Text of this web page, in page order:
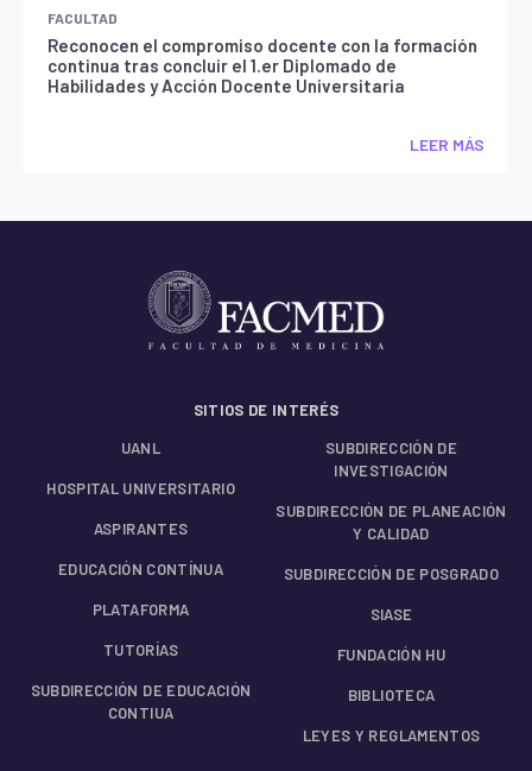
FACULTAD
Reconocen el compromiso docente con la formación
continua tras concluir el 1.er Diplomado de
Habilidades y Acción Docente Universitaria
LEER MÁS
SITIOS DE INTERÉS
UANL
HOSPITAL UNIVERSITARIO
ASPIRANTES
EDUCACIÓN CONTÍNUA
PLATAFORMA
TUTORÍAS
SUBDIRECCIÓN DE EDUCACIÓN
CONTIUA
SUBDIRECCIÓN DE
INVESTIGACIÓN
SUBDIRECCIÓN DE PLANEACIÓN
Y CALIDAD
SUBDIRECCIÓN DE POSGRADO
SIASE
FUNDACIÓN HU
BIBLIOTECA
LEYES Y REGLAMENTOS